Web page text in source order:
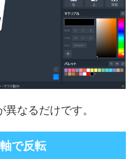
なるだけです。
で反転